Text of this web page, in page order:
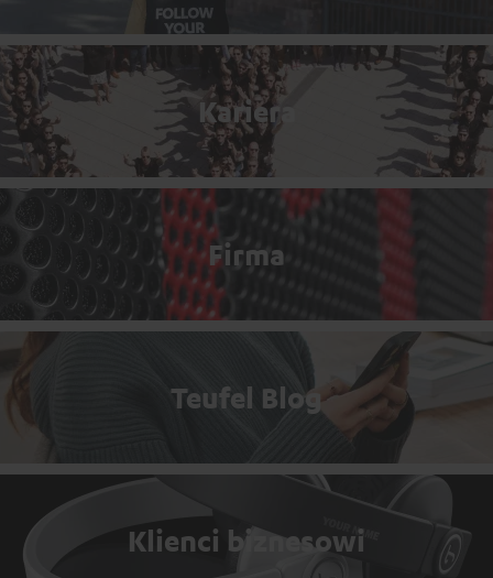
Kariera
Firma
Teufel Blog
Klienci biznesowi